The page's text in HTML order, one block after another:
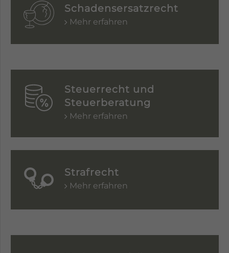
Schadensersatzrecht
Mehr erfahren
Steuerrecht und
Steuerberatung
Mehr erfahren
Strafrecht
Mehr erfahren